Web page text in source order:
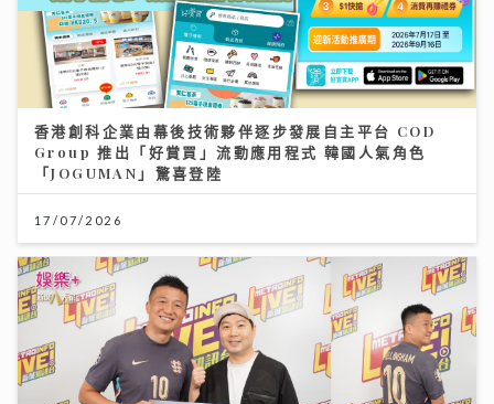
香港創科企業由幕後技術夥伴逐步發展自主平台 COD
Group 推出「好賞買」流動應用程式 韓國人氣角色
「JOGUMAN」驚喜登陸
17/07/2026